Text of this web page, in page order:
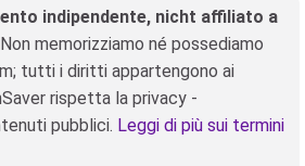
indipendente, nicht affiliato a
memorizziamo né possediamo
tutti i diritti appartengono ai
rispetta la privacy -
pubblici. Leggi di più sui termini